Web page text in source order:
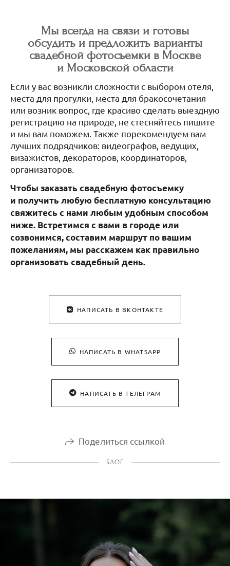
Мы всегда на связи и готовы
обсудить и предложить варианты
свадебной фотосъемки в Москве
и Московской области
Если у вас возникли сложности с выбором отеля,
места для прогулки, места для бракосочетания
или возник вопрос, где красиво сделать выездную
регистрацию на природе, не стесняйтесь пишите
и мы вам поможем. Также порекомендуем вам
лучших подрядчиков: видеографов, ведущих,
визажистов, декораторов, координаторов,
организаторов.
Чтобы заказать свадебную фотосъемку
и получить любую бесплатную консультацию
свяжитесь с нами любым удобным способом
ниже. Встретимся с вами в городе или
созвонимся, составим маршрут по вашим
пожеланиям, мы расскажем как правильно
организовать свадебный день.
НАПИСАТЬ В ВКОНТАКТЕ
НАПИСАТЬ В WHATSAPP
НАПИСАТЬ В ТЕЛЕГРАМ
Поделиться ссылкой
БЛОГ